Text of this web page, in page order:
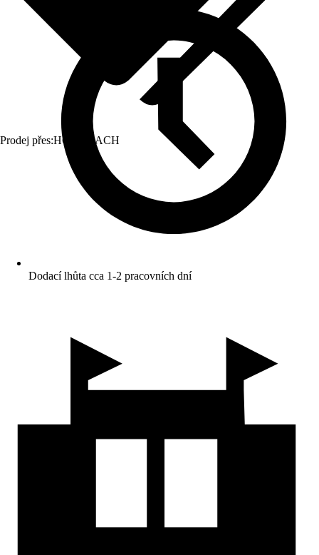
Prodej přes:HORNBACH
Dodací lhůta cca 1-2 pracovních dní